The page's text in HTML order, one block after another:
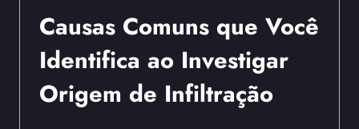
Causas Comuns que Você
Identifica ao Investigar
Origem de Infiltração